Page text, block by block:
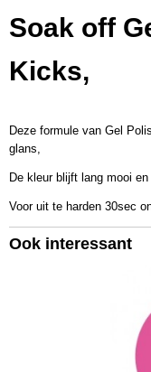
KSG499
0,08 Kg
Soak off
Kicks,
Deze formule van Gel
glans,
De kleur blijft lang mooi
Voor uit te harden 30sec
Ook interessant